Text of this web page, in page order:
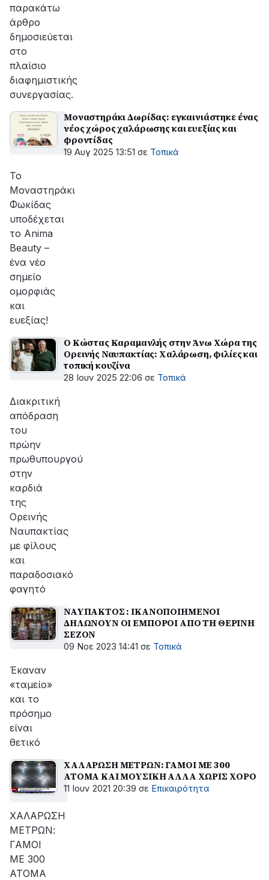
παρακάτω
άρθρο
δημοσιεύεται
στο
πλαίσιο
διαφημιστικής
συνεργασίας.
Μοναστηράκι Δωρίδας: εγκαινιάστηκε ένας
νέος χώρος χαλάρωσης και ευεξίας και
φροντίδας
19 Αυγ 2025 13:51 σε Τοπικά
Το
Μοναστηράκι
Φωκίδας
υποδέχεται
το Anima
Beauty –
ένα νέο
σημείο
ομορφιάς
και
ευεξίας!
Ο Κώστας Καραμανλής στην Άνω Χώρα της
Ορεινής Ναυπακτίας: Χαλάρωση, φιλίες και
τοπική κουζίνα
28 Ιουν 2025 22:06 σε Τοπικά
Διακριτική
απόδραση
του
πρώην
πρωθυπουργού
στην
καρδιά
της
Ορεινής
Ναυπακτίας
με φίλους
και
παραδοσιακό
φαγητό
ΝΑΥΠΑΚΤΟΣ : ΙΚΑΝΟΠΟΙΗΜΕΝΟΙ
ΔΗΛΩΝΟΥΝ ΟΙ ΕΜΠΟΡΟΙ ΑΠΟ ΤΗ ΘΕΡΙΝΗ
ΣΕΖΟΝ
09 Νοε 2023 14:41 σε Τοπικά
Έκαναν
«ταμείο»
και το
πρόσημο
είναι
θετικό
ΧΑΛΑΡΩΣΗ ΜΕΤΡΩΝ: ΓΑΜΟΙ ΜΕ 300
ΑΤΟΜΑ ΚΑΙ ΜΟΥΣΙΚΗ ΑΛΛΑ ΧΩΡΙΣ ΧΟΡΟ
11 Ιουν 2021 20:39 σε Επικαιρότητα
ΧΑΛΑΡΩΣΗ
ΜΕΤΡΩΝ:
ΓΑΜΟΙ
ΜΕ 300
ΑΤΟΜΑ